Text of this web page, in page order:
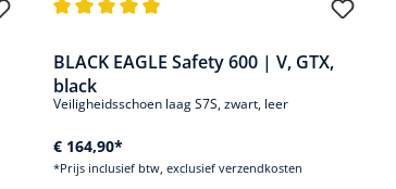
BLACK EAGLE Safety 600 | V, GTX,
black
Veiligheidsschoen laag S7S, zwart, leer
€ 164,90*
*Prijs inclusief btw, exclusief verzendkosten